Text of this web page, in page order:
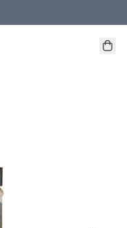
能櫃」自提點取貨 （冷凍食品